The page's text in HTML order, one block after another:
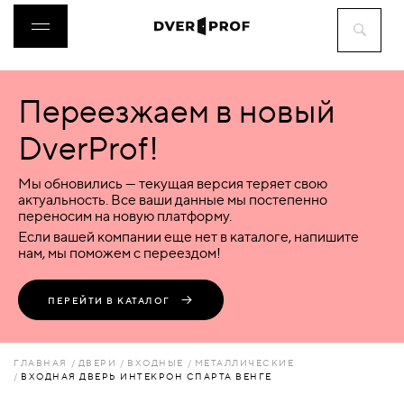
ДВЕРИ
ФУРНИТУРА
ВОРОТА
ПЕРЕГОРОДКИ
Переезжаем в новый
DverProf!
Мы обновились — текущая версия теряет свою
актуальность. Все ваши данные мы постепенно
переносим на новую платформу.
Если вашей компании еще нет в каталоге, напишите
нам, мы поможем с переездом!
ПЕРЕЙТИ В КАТАЛОГ
ГЛАВНАЯ ДВЕРИ ВХОДНЫЕ
МЕТАЛЛИЧЕСКИЕ
ВХОДНАЯ ДВЕРЬ ИНТЕКРОН СПАРТА ВЕНГЕ